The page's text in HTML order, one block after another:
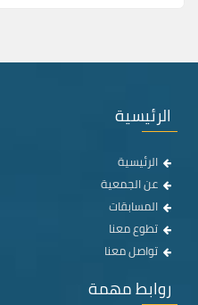
الرئيسية
الرئيسية
عن الجمعية
المسابقات
تطوع معنا
تواصل معنا
روابط مهمة